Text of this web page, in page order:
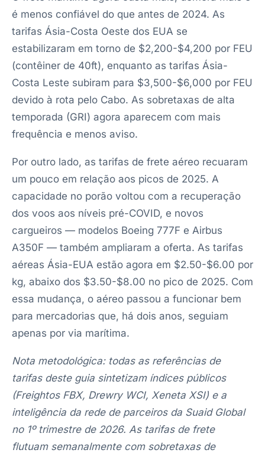
é menos confiável do que antes de 2024. As
tarifas Ásia-Costa Oeste dos EUA se
estabilizaram em torno de $2,200-$4,200 por FEU
(contêiner de 40ft), enquanto as tarifas Ásia-
Costa Leste subiram para $3,500-$6,000 por FEU
devido à rota pelo Cabo. As sobretaxas de alta
temporada (GRI) agora aparecem com mais
frequência e menos aviso.
Por outro lado, as tarifas de frete aéreo recuaram
um pouco em relação aos picos de 2025. A
capacidade no porão voltou com a recuperação
dos voos aos níveis pré-COVID, e novos
cargueiros — modelos Boeing 777F e Airbus
A350F — também ampliaram a oferta. As tarifas
aéreas Ásia-EUA estão agora em $2.50-$6.00 por
kg, abaixo dos $3.50-$8.00 no pico de 2025. Com
essa mudança, o aéreo passou a funcionar bem
para mercadorias que, há dois anos, seguiam
apenas por via marítima.
Nota metodológica: todas as referências de
tarifas deste guia sintetizam índices públicos
(Freightos FBX, Drewry WCI, Xeneta XSI) e a
inteligência da rede de parceiros da Suaid Global
no 1º trimestre de 2026. As tarifas de frete
flutuam semanalmente com sobretaxas de